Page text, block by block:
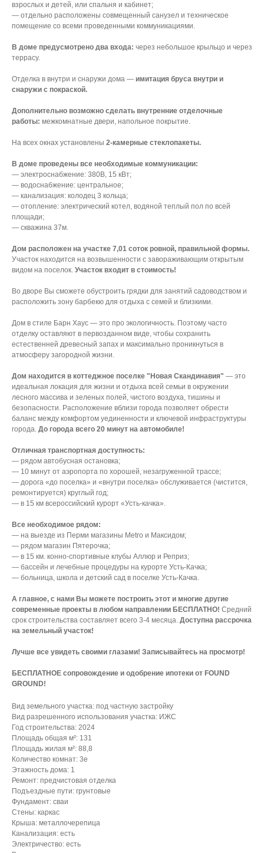
взрослых и детей, или спальня и кабинет;
— отдельно расположены совмещенный санузел и техническое
помещение со всеми проведенными коммуникациями.
В доме предусмотрено два входа: через небольшое крыльцо и через
террасу.
Отделка в внутри и снаружи дома — имитация бруса внутри и
снаружи с покраской.
Дополнительно возможно сделать внутренние отделочные
работы: межкомнатные двери, напольное покрытие.
На всех окнах установлены 2-камерные стеклопакеты.
В доме проведены все необходимые коммуникации:
— электроснабжение: 380В, 15 кВт;
— водоснабжение: центральное;
— канализация: колодец 3 кольца;
— отопление: электрический котел, водяной теплый пол по всей
площади;
— скважина 37м.
Дом расположен на участке 7,01 соток ровной, правильной формы.
Участок находится на возвышенности с завораживающим открытым
видом на поселок. Участок входит в стоимость!
Во дворе Вы сможете обустроить грядки для занятий садоводством и
расположить зону барбекю для отдыха с семей и близкими.
Дом в стиле Барн Хаус — это про экологичность. Поэтому часто
отделку оставляют в первозданном виде, чтобы сохранить
естественней древесный запах и максимально проникнуться в
атмосферу загородной жизни.
Дом находится в коттеджное поселке "Новая Скандинавия" — это
идеальная локация для жизни и отдыха всей семьи в окружении
лесного массива и зеленых полей, чистого воздуха, тишины и
безопасности. Расположение вблизи города позволяет обрести
баланс между комфортом уединенности и ключевой инфраструктуры
города. До города всего 20 минут на автомобиле!
Отличная транспортная доступность:
— рядом автобусная остановка;
— 10 минут от аэропорта по хорошей, незагруженной трассе;
— дорога «до поселка» и «внутри поселка» обслуживается (чистится,
ремонтируется) круглый год;
— в 15 км всероссийский курорт «Усть-качка».
Все необходимое рядом:
— на выезде из Перми магазины Metro и Максидом;
— рядом магазин Пятерочка;
— в 15 км. конно-спортивные клубы Аллюр и Реприз;
— бассейн и лечебные процедуры на курорте Усть-Качка;
— больница, школа и детский сад в поселке Усть-Качка.
А главное, с нами Вы можете построить этот и многие другие
современные проекты в любом направлении БЕСПЛАТНО! Средний
срок строительства составляет всего 3-4 месяца. Доступна рассрочка
на земельный участок!
Лучше все увидеть своими глазами! Записывайтесь на просмотр!
БЕСПЛАТНОЕ сопровождение и одобрение ипотеки от FOUND
GROUND!
Вид земельного участка: под частную застройку
Вид разрешенного использования участка: ИЖС
Год строительства: 2024
Площадь общая м²: 131
Площадь жилая м²: 88,8
Количество комнат: 3е
Этажность дома: 1
Ремонт: предчистовая отделка
Подъездные пути: грунтовые
Фундамент: сваи
Стены: каркас
Крыша: металлочерепица
Канализация: есть
Электричество: есть